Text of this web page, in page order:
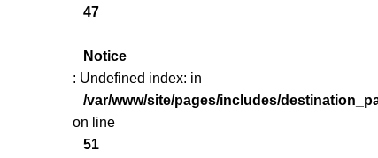
47
Notice
: Undefined index: in
/var/www/site/pages/includes/
on line
51